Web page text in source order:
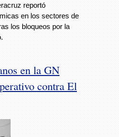
reportó
en los sectores de
los bloqueos por la
en la GN
contra El